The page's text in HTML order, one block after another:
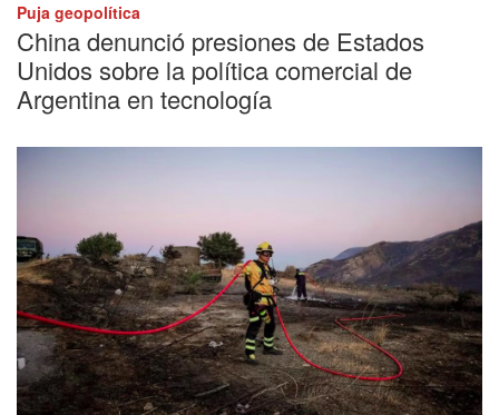
Puja geopolítica
China denunció presiones de Estados
Unidos sobre la política comercial de
Argentina en tecnología